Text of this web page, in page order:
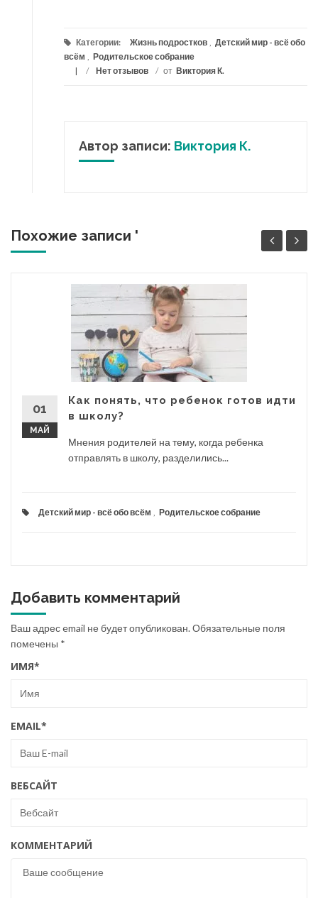
Категории: Жизнь подростков , Детский мир - всё обо
всём , Родительское собрание
/
Нет отзывов / от Виктория К.
Автор записи: Виктория К.
Похожие записи '
01
МАЙ
Как понять, что ребенок готов идти
в школу?
Мнения родителей на тему, когда ребенка
отправлять в школу, разделились...
Детский мир - всё обо всём Родительское собрание
Добавить комментарий
Ваш адрес email не будет опубликован.Обязательные поля
помечены *
ИМЯ*
EMAIL*
ВЕБСАЙТ
КОММЕНТАРИЙ